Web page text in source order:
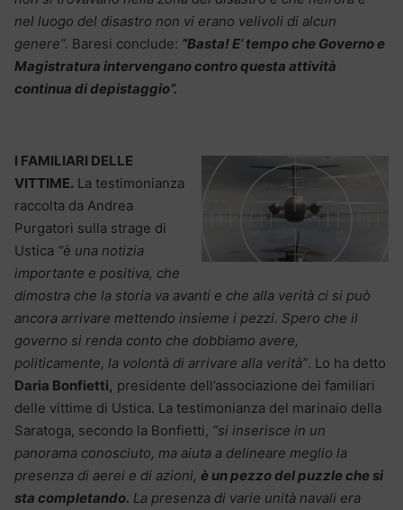
nel luogo del disastro non vi erano velivoli di alcun
genere”. Baresi conclude: “Basta! E’ tempo che Governo e
Magistratura intervengano contro questa attività
continua di depistaggio”.
I FAMILIARI DELLE
VITTIME. La testimonianza
raccolta da Andrea
Purgatori sulla strage di
Ustica “è una notizia
importante e positiva, che
dimostra che la storia va avanti e che alla verità ci si può
ancora arrivare mettendo insieme i pezzi. Spero che il
governo si renda conto che dobbiamo avere,
politicamente, la volontà di arrivare alla verità”. Lo ha detto
Daria Bonfietti, presidente dell’associazione dei familiari
delle vittime di Ustica. La testimonianza del marinaio della
Saratoga, secondo la Bonfietti, “si inserisce in un
panorama conosciuto, ma aiuta a delineare meglio la
presenza di aerei e di azioni, è un pezzo del puzzle che si
sta completando. La presenza di varie unità navali era